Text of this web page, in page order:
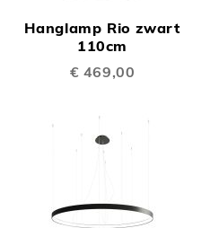
Hanglamp Rio zwart
110cm
€ 469,00